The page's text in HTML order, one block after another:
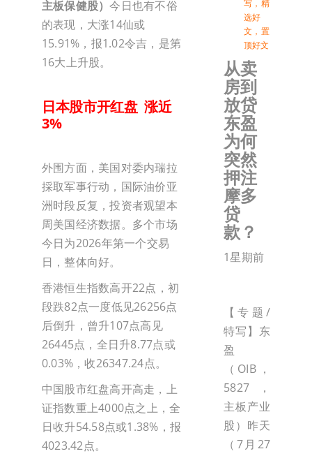
主板保健股）今日也有不俗
的表现，大涨14仙或
15.91%，报1.02令吉，是第
16大上升股。
日本股市开红盘 涨近
3%
外围方面，美国对委内瑞拉
採取军事行动，国际油价亚
洲时段反复，投资者观望本
周美国经济数据。多个市场
今日为2026年第一个交易
日，整体向好。
香港恒生指数高开22点，初
段跌82点一度低见26256点
后倒升，曾升107点高见
26445点，全日升8.77点或
0.03%，收26347.24点。
中国股市红盘高开高走，上
证指数重上4000点之上，全
日收升54.58点或1.38%，报
4023.42点。
写 ， 精
选好
文 ， 置
顶好文
从卖
房到
放贷
东盈
为何
突然
押注
摩多
贷
款？
1星期前
【专题/
特写】东
盈
（OIB，
5827，
主板产业
股）昨天
（7月27